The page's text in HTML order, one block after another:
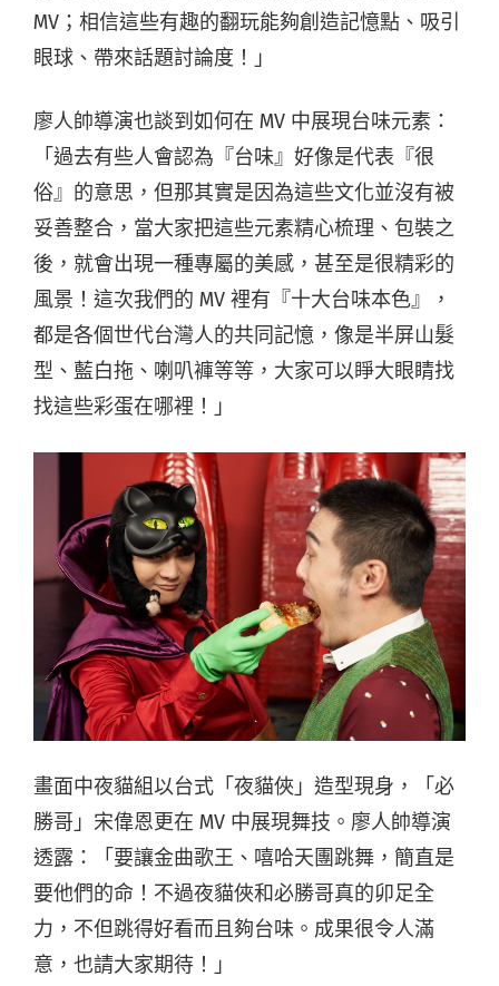
MV；相信這些有趣的翻玩能夠創造記憶點、吸引
眼球、帶來話題討論度！」
廖人帥導演也談到如何在 MV 中展現台味元素：
「過去有些人會認為『台味』好像是代表『很
俗』的意思，但那其實是因為這些文化並沒有被
妥善整合，當大家把這些元素精心梳理、包裝之
後，就會出現一種專屬的美感，甚至是很精彩的
風景！這次我們的 MV 裡有『十大台味本色』，
都是各個世代台灣人的共同記憶，像是半屏山髮
型、藍白拖、喇叭褲等等，大家可以睜大眼睛找
找這些彩蛋在哪裡！」
畫面中夜貓組以台式「夜貓俠」造型現身，「必
勝哥」宋偉恩更在 MV 中展現舞技。廖人帥導演
透露：「要讓金曲歌王、嘻哈天團跳舞，簡直是
要他們的命！不過夜貓俠和必勝哥真的卯足全
力，不但跳得好看而且夠台味。成果很令人滿
意，也請大家期待！」